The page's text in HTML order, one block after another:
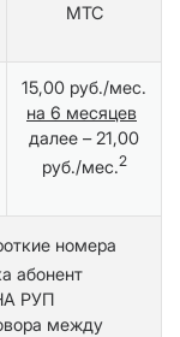
МТС
15,00 руб./мес.
на 6 месяцев
далее – 21,00
руб./мес.2
номера
абонент
РУП
между